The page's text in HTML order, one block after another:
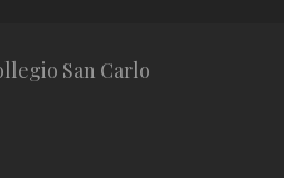
San Carlo